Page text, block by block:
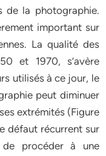
de la photographie.
important sur
La qualité des
et 1970, s’avère
utilisés à ce jour, le
peut diminuer
extrémités (Figure
défaut récurrent sur
procéder à une